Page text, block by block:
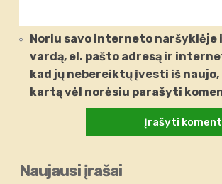
Noriu savo interneto naršyklėje
vardą, el. pašto adresą ir
kad jų nebereiktų įvesti iš
kartą vėl norėsiu parašyti
Naujausi įrašai